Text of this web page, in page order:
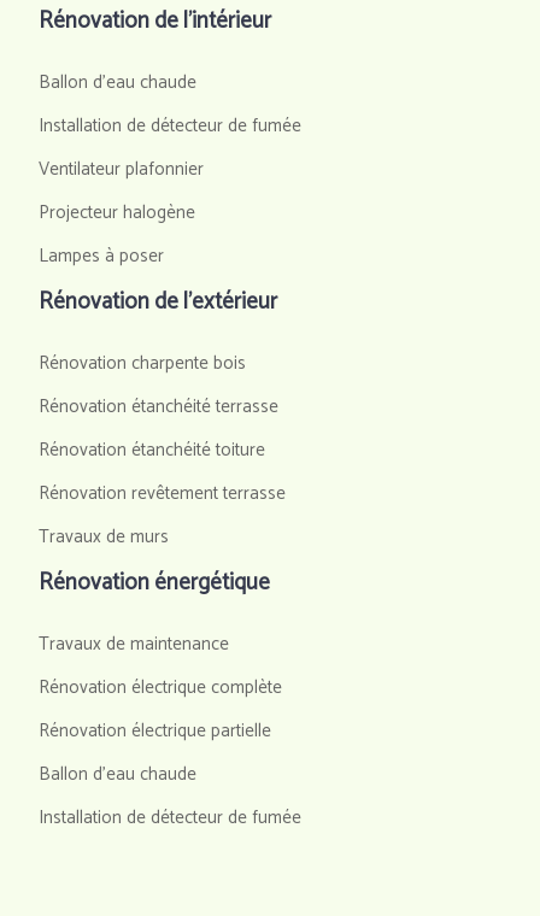
Rénovation de l’intérieur
Ballon d'eau chaude
Installation de détecteur de fumée
Ventilateur plafonnier
Projecteur halogène
Lampes à poser
Rénovation de l’extérieur
Rénovation charpente bois
Rénovation étanchéité terrasse
Rénovation étanchéité toiture
Rénovation revêtement terrasse
Travaux de murs
Rénovation énergétique
Travaux de maintenance
Rénovation électrique complète
Rénovation électrique partielle
Ballon d'eau chaude
Installation de détecteur de fumée